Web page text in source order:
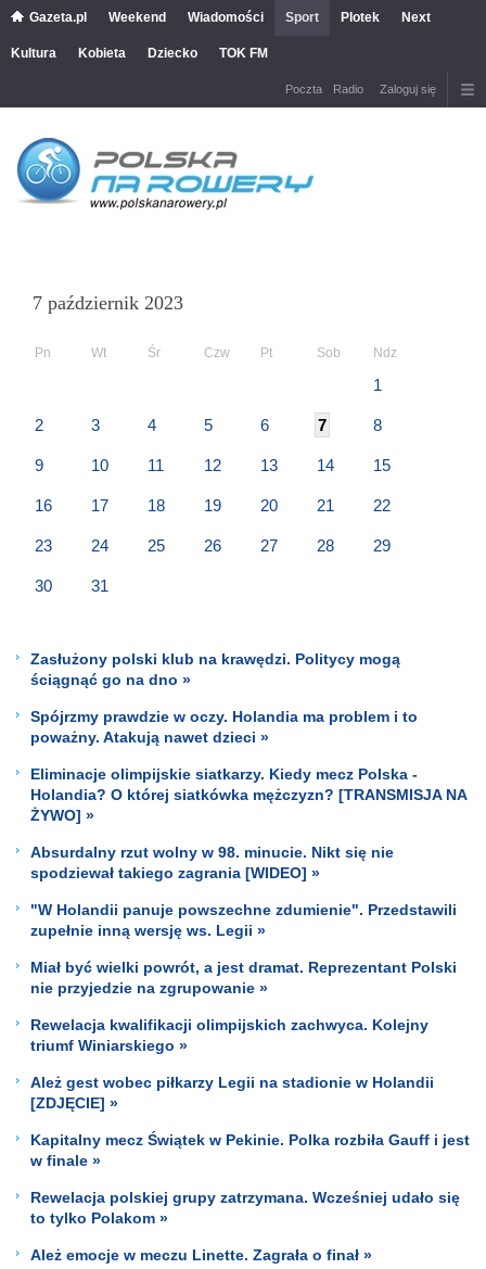
Gazeta.pl Weekend Wiadomości Sport Plotek Next
Kultura Kobieta Dziecko TOK FM
Poczta Radio Zaloguj się
7 październik 2023
Pn Wt Śr Czw Pt Sob Ndz
1
2 3 4 5 6 7 8
9 10 11 12 13 14 15
16 17 18 19 20 21 22
23 24 25 26 27 28 29
30 31
Zasłużony polski klub na krawędzi. Politycy mogą
ściągnąć go na dno »
Spójrzmy prawdzie w oczy. Holandia ma problem i to
poważny. Atakują nawet dzieci »
Eliminacje olimpijskie siatkarzy. Kiedy mecz Polska -
Holandia? O której siatkówka mężczyzn? [TRANSMISJA NA
ŻYWO] »
Absurdalny rzut wolny w 98. minucie. Nikt się nie
spodziewał takiego zagrania [WIDEO] »
"W Holandii panuje powszechne zdumienie". Przedstawili
zupełnie inną wersję ws. Legii »
Miał być wielki powrót, a jest dramat. Reprezentant Polski
nie przyjedzie na zgrupowanie »
Rewelacja kwalifikacji olimpijskich zachwyca. Kolejny
triumf Winiarskiego »
Ależ gest wobec piłkarzy Legii na stadionie w Holandii
[ZDJĘCIE] »
Kapitalny mecz Świątek w Pekinie. Polka rozbiła Gauff i jest
w finale »
Rewelacja polskiej grupy zatrzymana. Wcześniej udało się
to tylko Polakom »
Ależ emocje w meczu Linette. Zagrała o finał »